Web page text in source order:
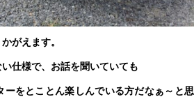
がえます。
仕様で、お話を聞いていても
をとことん楽しんでいる方だなぁ～と思